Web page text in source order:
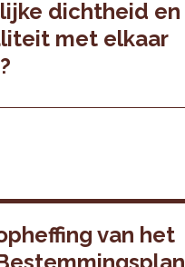
dichtheid en
met elkaar
van het